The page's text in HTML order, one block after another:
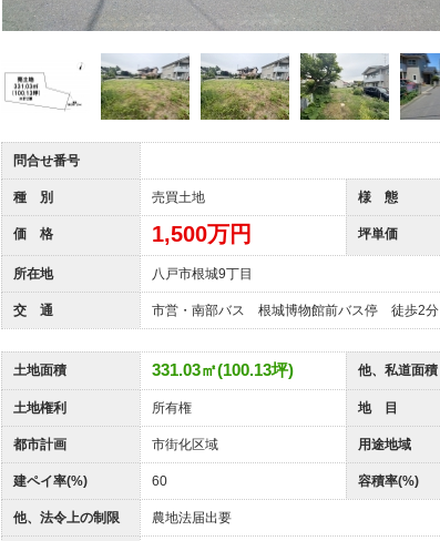
問合せ番号
種 別 売買土地 様 態
価 格 1,500万円 坪単価
所在地 八戸市根城9丁目
交 通 市営・南部バス 根城博物館前バス停 徒歩2分
土地面積 331.03㎡(100.13坪) 他、私道面積
土地権利 所有権 地 目
都市計画 市街化区域 用途地域
建ペイ率(%) 60 容積率(%)
他、法令上の制限 農地法届出要